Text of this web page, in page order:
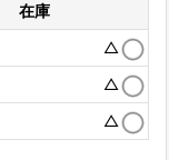
在庫
△
△
△